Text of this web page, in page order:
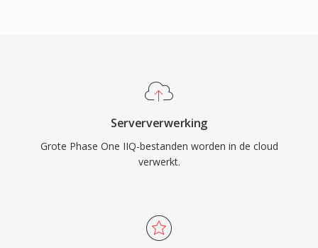
Serververwerking
Grote Phase One IIQ-bestanden worden in de cloud
verwerkt.